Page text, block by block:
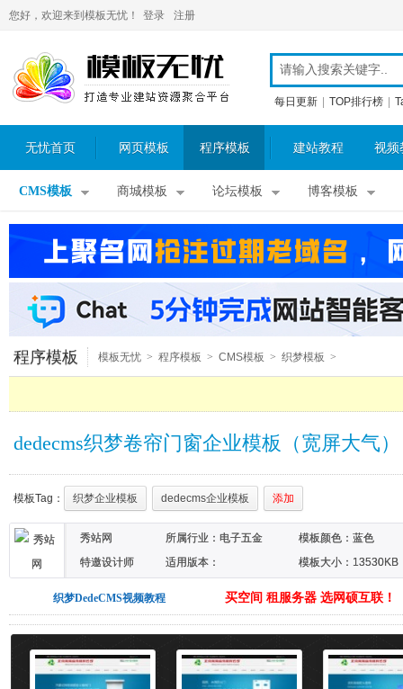
您好，欢迎来到模板无忧！ 登录 注册
每日更新 TOP排行榜
无忧首页 网页模板 程序模板 建站教程 视频
CMS模板 商城模板 论坛模板 博客模板
程序模板 模板无忧 > 程序模板 > CMS模板 > 织梦模板 >
dedecms织梦卷帘门窗企业模板（宽屏大气）
模板Tag： 织梦企业模板 dedecms企业模板 添加
秀站网
特邀设计师
所属行业： 电子五金 模板颜色： 蓝色
适用版本：
模板大小：13530KB
织梦DedeCMS视频教程 买空间 租服务器 选网硕互联！